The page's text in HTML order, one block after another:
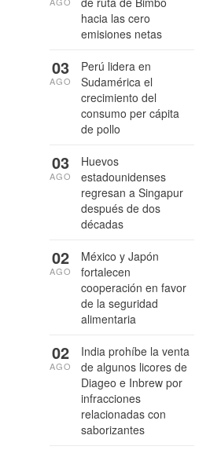
hacia las cero
emisiones netas
Perú lidera en
Sudamérica el
crecimiento del
consumo per cápita
de pollo
03
AGO
Huevos
estadounidenses
regresan a Singapur
después de dos
décadas
03
AGO
México y Japón
fortalecen
cooperación en favor
de la seguridad
alimentaria
02
AGO
India prohíbe la venta
de algunos licores de
Diageo e Inbrew por
infracciones
relacionadas con
saborizantes
02
AGO